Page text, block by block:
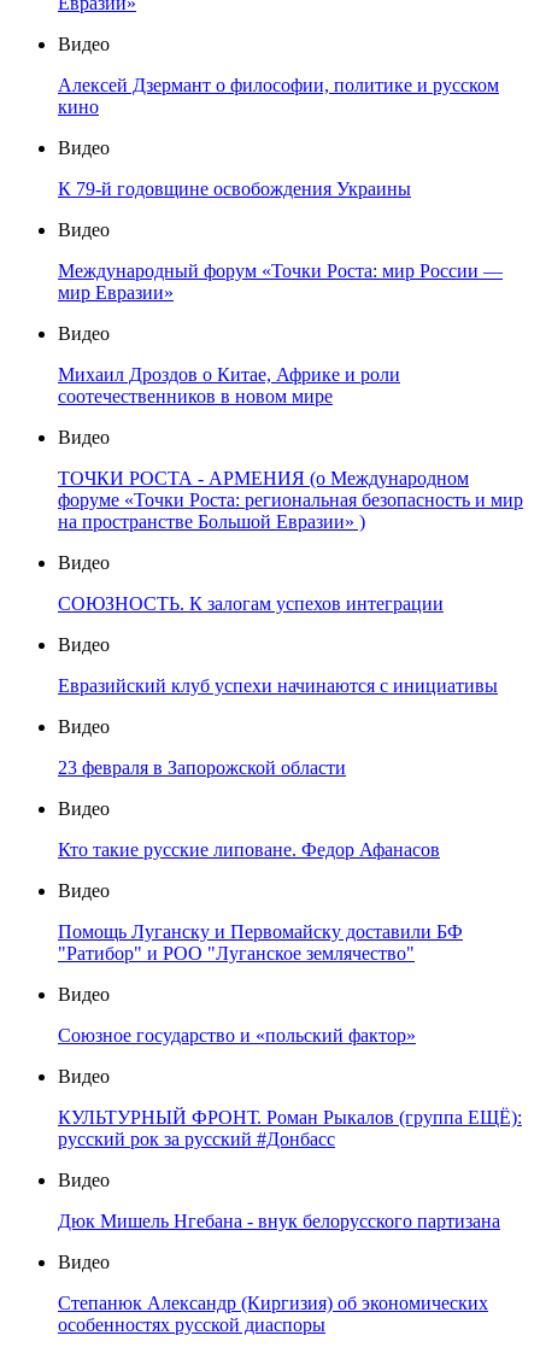
Видео
Алексей Дзермант о философии, политике и русском
кино
Видео
К 79-й годовщине освобождения Украины
Видео
Международный форум «Точки Роста: мир России —
мир Евразии»
Видео
Михаил Дроздов о Китае, Африке и роли
соотечественников в новом мире
Видео
ТОЧКИ РОСТА - АРМЕНИЯ (о Международном
форуме «Точки Роста: региональная безопасность и мир
на пространстве Большой Евразии» )
Видео
СОЮЗНОСТЬ. К залогам успехов интеграции
Видео
Евразийский клуб успехи начинаются с инициативы
Видео
23 февраля в Запорожской области
Видео
Кто такие русские липоване. Федор Афанасов
Видео
Помощь Луганску и Первомайску доставили БФ
"Ратибор" и РОО "Луганское землячество"
Видео
Союзное государство и «польский фактор»
Видео
КУЛЬТУРНЫЙ ФРОНТ. Роман Рыкалов (группа ЕЩЁ):
русский рок за русский #Донбасс
Видео
Дюк Мишель Нгебана - внук белорусского партизана
Видео
Степанюк Александр (Киргизия) об экономических
особенностях русской диаспоры